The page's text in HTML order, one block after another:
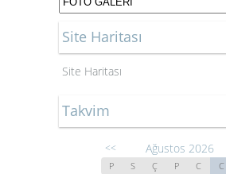
Site Haritası
Site Haritası
Takvim
<< Ağustos 2026
P S Ç P C C